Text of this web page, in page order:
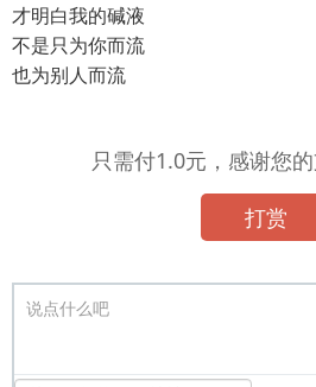
才明白我的碱液
不是只为你而流
也为别人而流
只需付1.0元，感谢您
打赏
说点什么吧